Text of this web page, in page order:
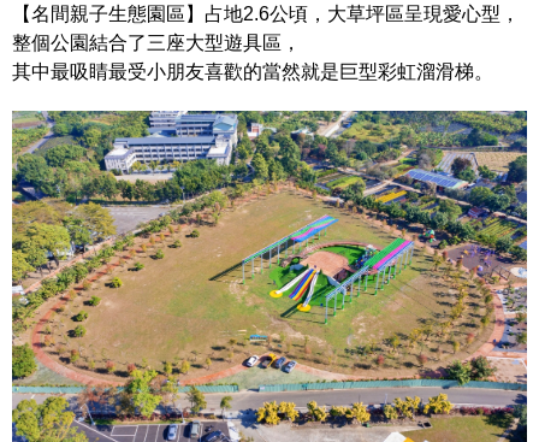
【名間親子生態園區】占地2.6公頃，大草坪區呈現愛心型，
整個公園結合了三座大型遊具區，
其中最吸睛最受小朋友喜歡的當然就是巨型彩虹溜滑梯。